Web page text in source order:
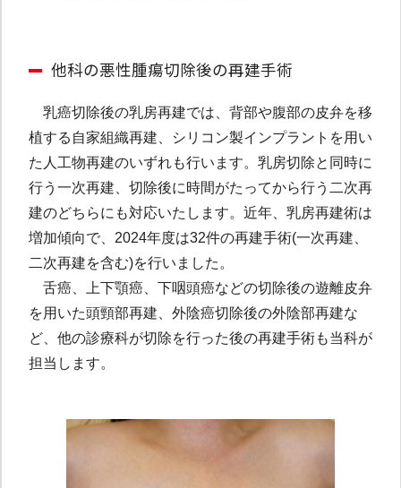
他科の悪性腫瘍切除後の再建手術
乳癌切除後の乳房再建では、背部や腹部の皮弁を移
植する自家組織再建、シリコン製インプラントを用い
た人工物再建のいずれも行います。乳房切除と同時に
行う一次再建、切除後に時間がたってから行う二次再
建のどちらにも対応いたします。近年、乳房再建術は
増加傾向で、2024年度は32件の再建手術(一次再建、
二次再建を含む)を行いました。
舌癌、上下顎癌、下咽頭癌などの切除後の遊離皮弁
を用いた頭頸部再建、外陰癌切除後の外陰部再建な
ど、他の診療科が切除を行った後の再建手術も当科が
担当します。